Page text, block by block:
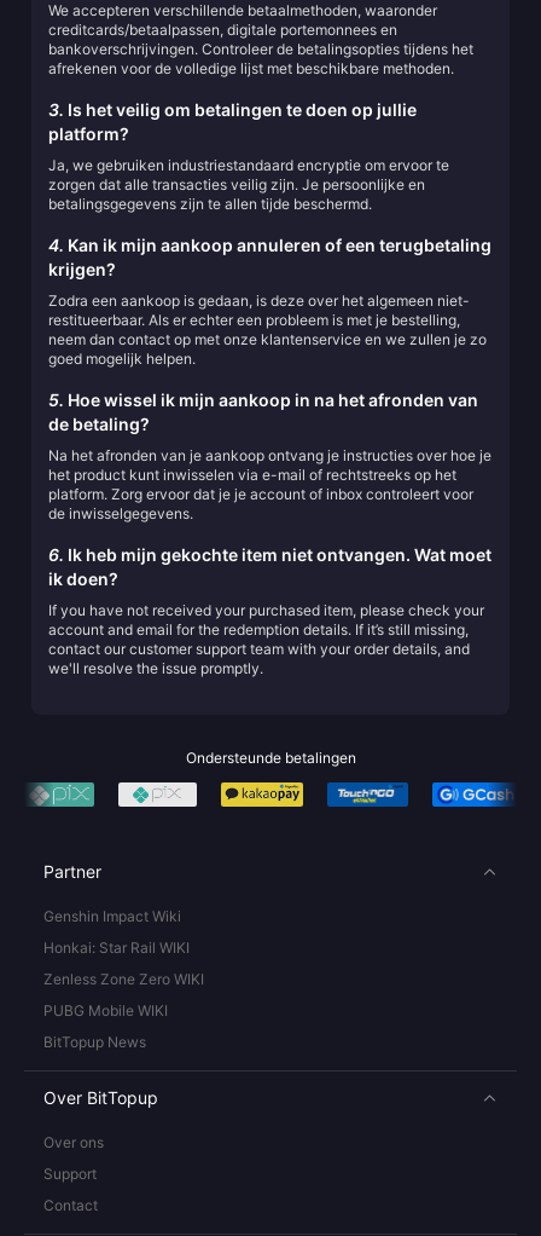
We accepteren verschillende betaalmethoden, waaronder
creditcards/betaalpassen, digitale portemonnees en
bankoverschrijvingen. Controleer de betalingsopties tijdens het
afrekenen voor de volledige lijst met beschikbare methoden.
3. Is het veilig om betalingen te doen op jullie
platform?
Ja, we gebruiken industriestandaard encryptie om ervoor te
zorgen dat alle transacties veilig zijn. Je persoonlijke en
betalingsgegevens zijn te allen tijde beschermd.
4. Kan ik mijn aankoop annuleren of een terugbetaling
krijgen?
Zodra een aankoop is gedaan, is deze over het algemeen niet-
restitueerbaar. Als er echter een probleem is met je bestelling,
neem dan contact op met onze klantenservice en we zullen je zo
goed mogelijk helpen.
5. Hoe wissel ik mijn aankoop in na het afronden van
de betaling?
Na het afronden van je aankoop ontvang je instructies over hoe je
het product kunt inwisselen via e-mail of rechtstreeks op het
platform. Zorg ervoor dat je je account of inbox controleert voor
de inwisselgegevens.
6. Ik heb mijn gekochte item niet ontvangen. Wat moet
ik doen?
If you have not received your purchased item, please check your
account and email for the redemption details. If it’s still missing,
contact our customer support team with your order details, and
we'll resolve the issue promptly.
Ondersteunde betalingen
Partner
Genshin Impact Wiki
Honkai: Star Rail WIKI
Zenless Zone Zero WIKI
PUBG Mobile WIKI
BitTopup News
Over BitTopup
Over ons
Support
Contact